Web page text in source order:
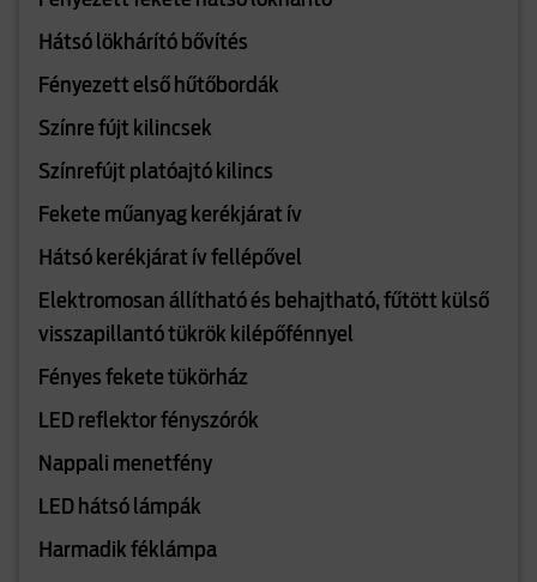
Hátsó lökhárító bővítés
Fényezett első hűtőbordák
Színre fújt kilincsek
Színrefújt platóajtó kilincs
Fekete műanyag kerékjárat ív
Hátsó kerékjárat ív fellépővel
Elektromosan állítható és behajtható, fűtött külső
visszapillantó tükrök kilépőfénnyel
Fényes fekete tükörház
LED reflektor fényszórók
Nappali menetfény
LED hátsó lámpák
Harmadik féklámpa